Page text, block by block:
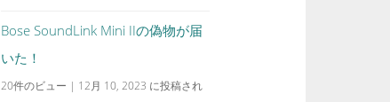
Bose SoundLink Mini IIの偽物が届
いた！
20件のビュー | 12月 10, 2023 に投稿され